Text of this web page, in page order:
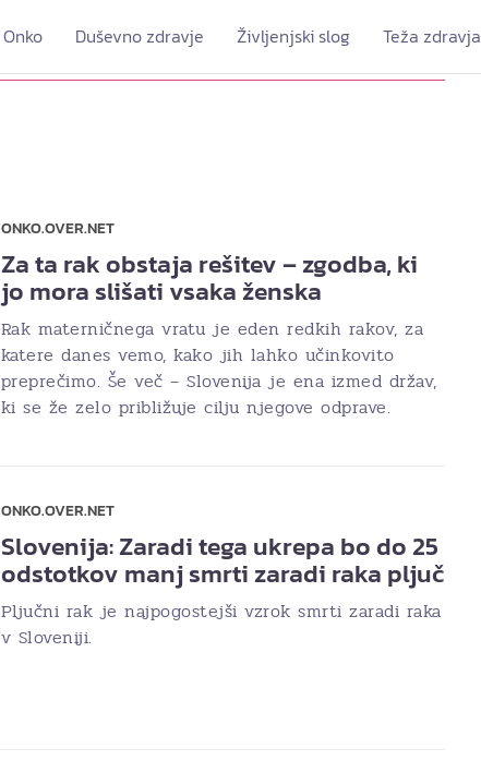
Onko Duševno zdravje Življenjski slog Teža zdravja
ONKO.OVER.NET
Za ta rak obstaja rešitev – zgodba, ki
jo mora slišati vsaka ženska
Rak materničnega vratu je eden redkih rakov, za
katere danes vemo, kako jih lahko učinkovito
preprečimo. Še več – Slovenija je ena izmed držav,
ki se že zelo približuje cilju njegove odprave.
ONKO.OVER.NET
Slovenija: Zaradi tega ukrepa bo do 25
odstotkov manj smrti zaradi raka pljuč
Pljučni rak je najpogostejši vzrok smrti zaradi raka
v Sloveniji.